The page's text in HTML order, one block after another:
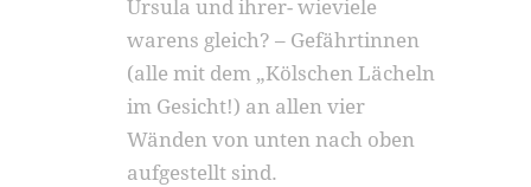
Ursula und ihrer- wieviele
warens gleich? – Gefährtinnen
(alle mit dem „Kölschen Lächeln
im Gesicht!) an allen vier
Wänden von unten nach oben
aufgestellt sind.